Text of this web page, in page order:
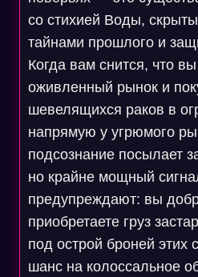
со стихией Воды,
тайнами прошлого и
Когда вам снится, что
оживленный рынок и
шевелящихся раков в
напрямую у угрюмого
подсознание посылает
но крайне мощный
предупреждают: вы
приобретаете груз
под острой броней этих
шанс на колоссальное